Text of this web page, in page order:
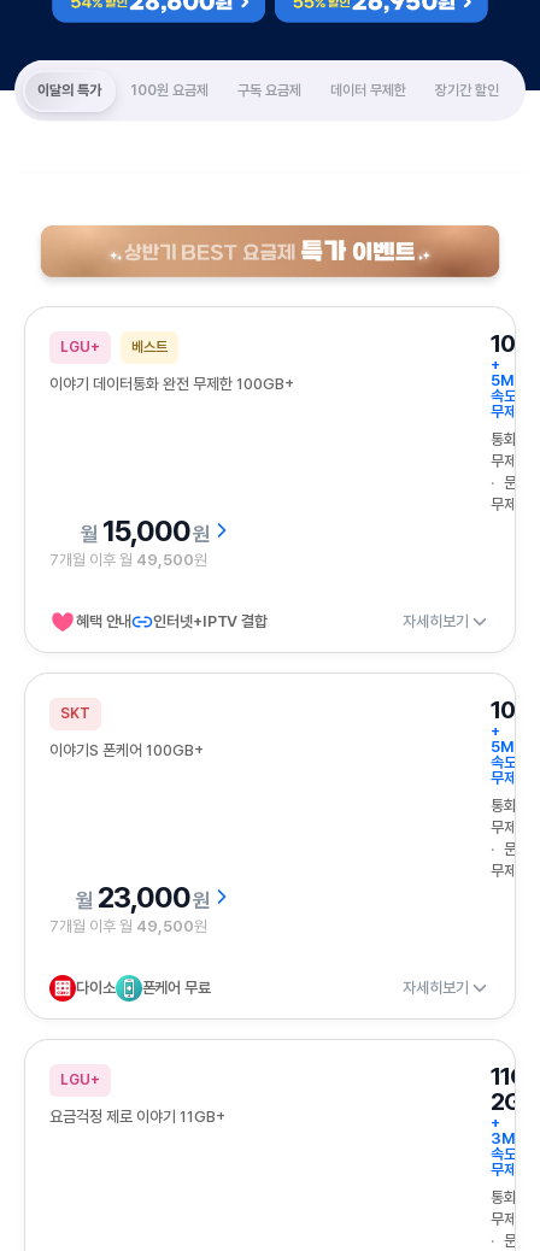
배경이미지
이달의 특가 100원 요금제 구독 요금제 데이터 무제한 장기간 할인
배경이미지
상반기 BEST 요금제 특가 이벤트
LGU+ 베스트
이야기 데이터통화 완전 무제한 100GB+
+
속도
무제한
통화
무제한
문자
무제한
15,000원
7개월 이후 월 49,500원
혜택 안내 인터넷+IPTV 결합 자세히보기
SKT
이야기S 폰케어 100GB+
+
속도
무제한
통화
무제한
문자
무제한
23,000원
7개월 이후 월 49,500원
다이소 폰케어 무료 자세히보기
LGU+
요금걱정 제로 이야기 11GB+
2GB
+
속도
무제한
통화
무제한
문자